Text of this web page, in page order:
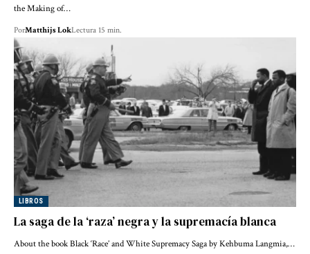
the Making of…
PorMatthijs LokLectura 15 min.
LIBROS
La saga de la ‘raza’ negra y la supremacía blanca
About the book Black ‘Race’ and White Supremacy Saga by Kehbuma Langmia,…